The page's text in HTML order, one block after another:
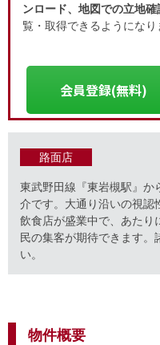
ンロード、地図での立地確
覧・取得できるようになり
会員登録(無料)
路面店
東武野田線『東岩槻駅』か
介です。大通り沿いの視認
飲食店が盛業中で、あたり
民の集客が期待できます。
い。
物件概要